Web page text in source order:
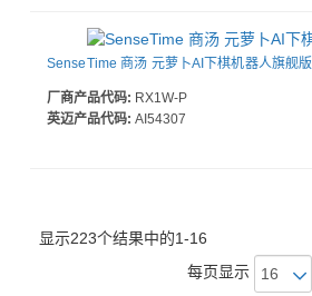
SenseTime 商汤 元萝卜AI下棋机器人旗舰版
厂商产品代码: RX1W-P
英迈产品代码: AI54307
显示223个结果中的1-16
每页显示